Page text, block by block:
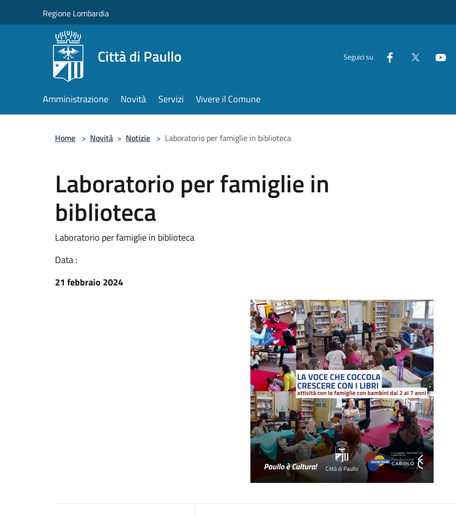
Regione Lombardia
Città di Paullo Seguici su
Amministrazione Novità Servizi Vivere il Comune
Home > Novità > Notizie > Laboratorio per famiglie in biblioteca
Laboratorio per famiglie in
biblioteca
Laboratorio per famiglie in biblioteca
Data :
21 febbraio 2024